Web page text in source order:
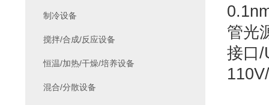
管光
接口/
制冷设备
搅拌/合成/反应设备
恒温/加热/干燥/培养设备
混合/分散设备